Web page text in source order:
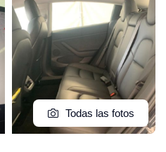
Todas las fotos